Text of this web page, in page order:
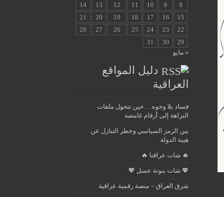
8
9
10
11
12
13
14
15
16
17
18
19
20
21
22
23
24
25
26
27
28
29
30
31
« مايو
دليل المواقع
العراقية
فساد بلا وجوه… حين تتحول ملفات
النزاهة إلى أرقام غامضة
بين الرمز السياسي وخطر التنازل عن
هيبة الدولة
🔥 شات عراقنا 🔥
💖 شات بنوتة عسل 💖
شرق العراق – منصة رقمية عراقية